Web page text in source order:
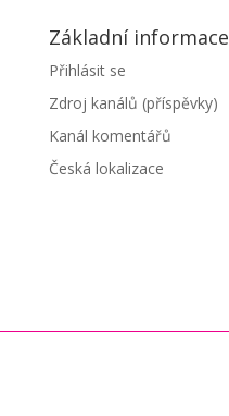
Základní informace
Přihlásit se
Zdroj kanálů (příspěvky)
Kanál komentářů
Česká lokalizace